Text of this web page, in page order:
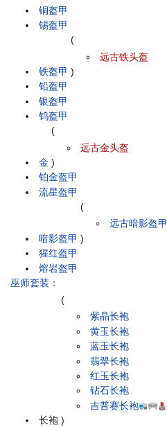
铜盔甲
锡盔甲
铁盔甲
(
远古铁头盔
)
铅盔甲
银盔甲
钨盔甲
金
(
远古金头盔
)
铂金盔甲
流星盔甲
暗影盔甲
(
远古暗影盔甲
)
猩红盔甲
熔岩盔甲
巫师套装 ：
长袍
(
紫晶长袍
黄玉长袍
蓝玉长袍
翡翠长袍
红玉长袍
钻石长袍
吉普赛长袍
)